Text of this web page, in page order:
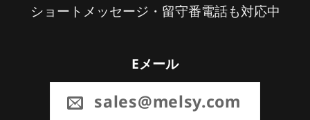
ショートメッセージ・留守番電話も対応中
Eメール
sales@melsy.com